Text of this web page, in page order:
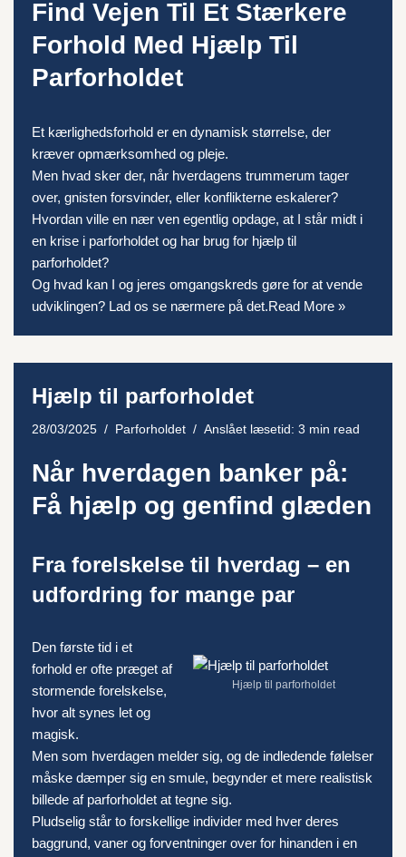
Find Vejen Til Et Stærkere
Forhold Med Hjælp Til
Parforholdet
Et kærlighedsforhold er en dynamisk størrelse, der
kræver opmærksomhed og pleje.
Men hvad sker der, når hverdagens trummerum tager
over, gnisten forsvinder, eller konflikterne eskalerer?
Hvordan ville en nær ven egentlig opdage, at I står midt i
en krise i parforholdet og har brug for hjælp til
parforholdet?
Og hvad kan I og jeres omgangskreds gøre for at vende
udviklingen? Lad os se nærmere på det.Read More »
Hjælp til parforholdet
28/03/2025 Parforholdet Anslået læsetid: 3 min read
Når hverdagen banker på:
Få hjælp og genfind glæden
Fra forelskelse til hverdag – en
udfordring for mange par
Hjælp til parforholdet
Den første tid i et
forhold er ofte præget af
stormende forelskelse,
hvor alt synes let og
magisk.
Men som hverdagen melder sig, og de indledende følelser
måske dæmper sig en smule, begynder et mere realistisk
billede af parforholdet at tegne sig.
Pludselig står to forskellige individer med hver deres
baggrund, vaner og forventninger over for hinanden i en